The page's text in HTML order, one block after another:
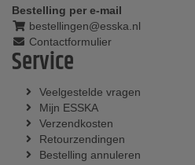
Bestelling per e-mail
bestellingen@esska.nl
Contactformulier
Service
Veelgestelde vragen
Mijn ESSKA
Verzendkosten
Retourzendingen
Bestelling annuleren